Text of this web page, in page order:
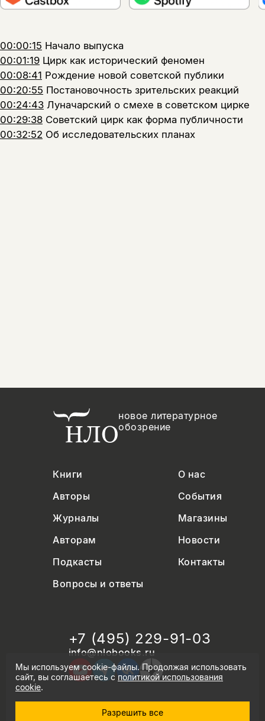
00:00:15 Начало выпуска
00:01:19 Цирк как исторический феномен
00:08:41 Рождение новой советской публики
00:20:55 Постановочность зрительских реакций
00:24:43 Луначарский о смехе в советском цирке
00:29:38 Советский цирк как форма публичности
00:32:52 Об исследовательских планах
новое литературное
обозрение
Книги
О нас
Авторы
События
Журналы
Магазины
Авторам
Новости
Подкасты
Контакты
Вопросы и ответы
+7 (495) 229-91-03
info@nlobooks.ru
© Новое литературное обозрение. 2026
Мы используем cookie-файлы. Продолжая использовать
сайт, вы соглашаетесь сполитикой использования
cookie.
Разрешить все